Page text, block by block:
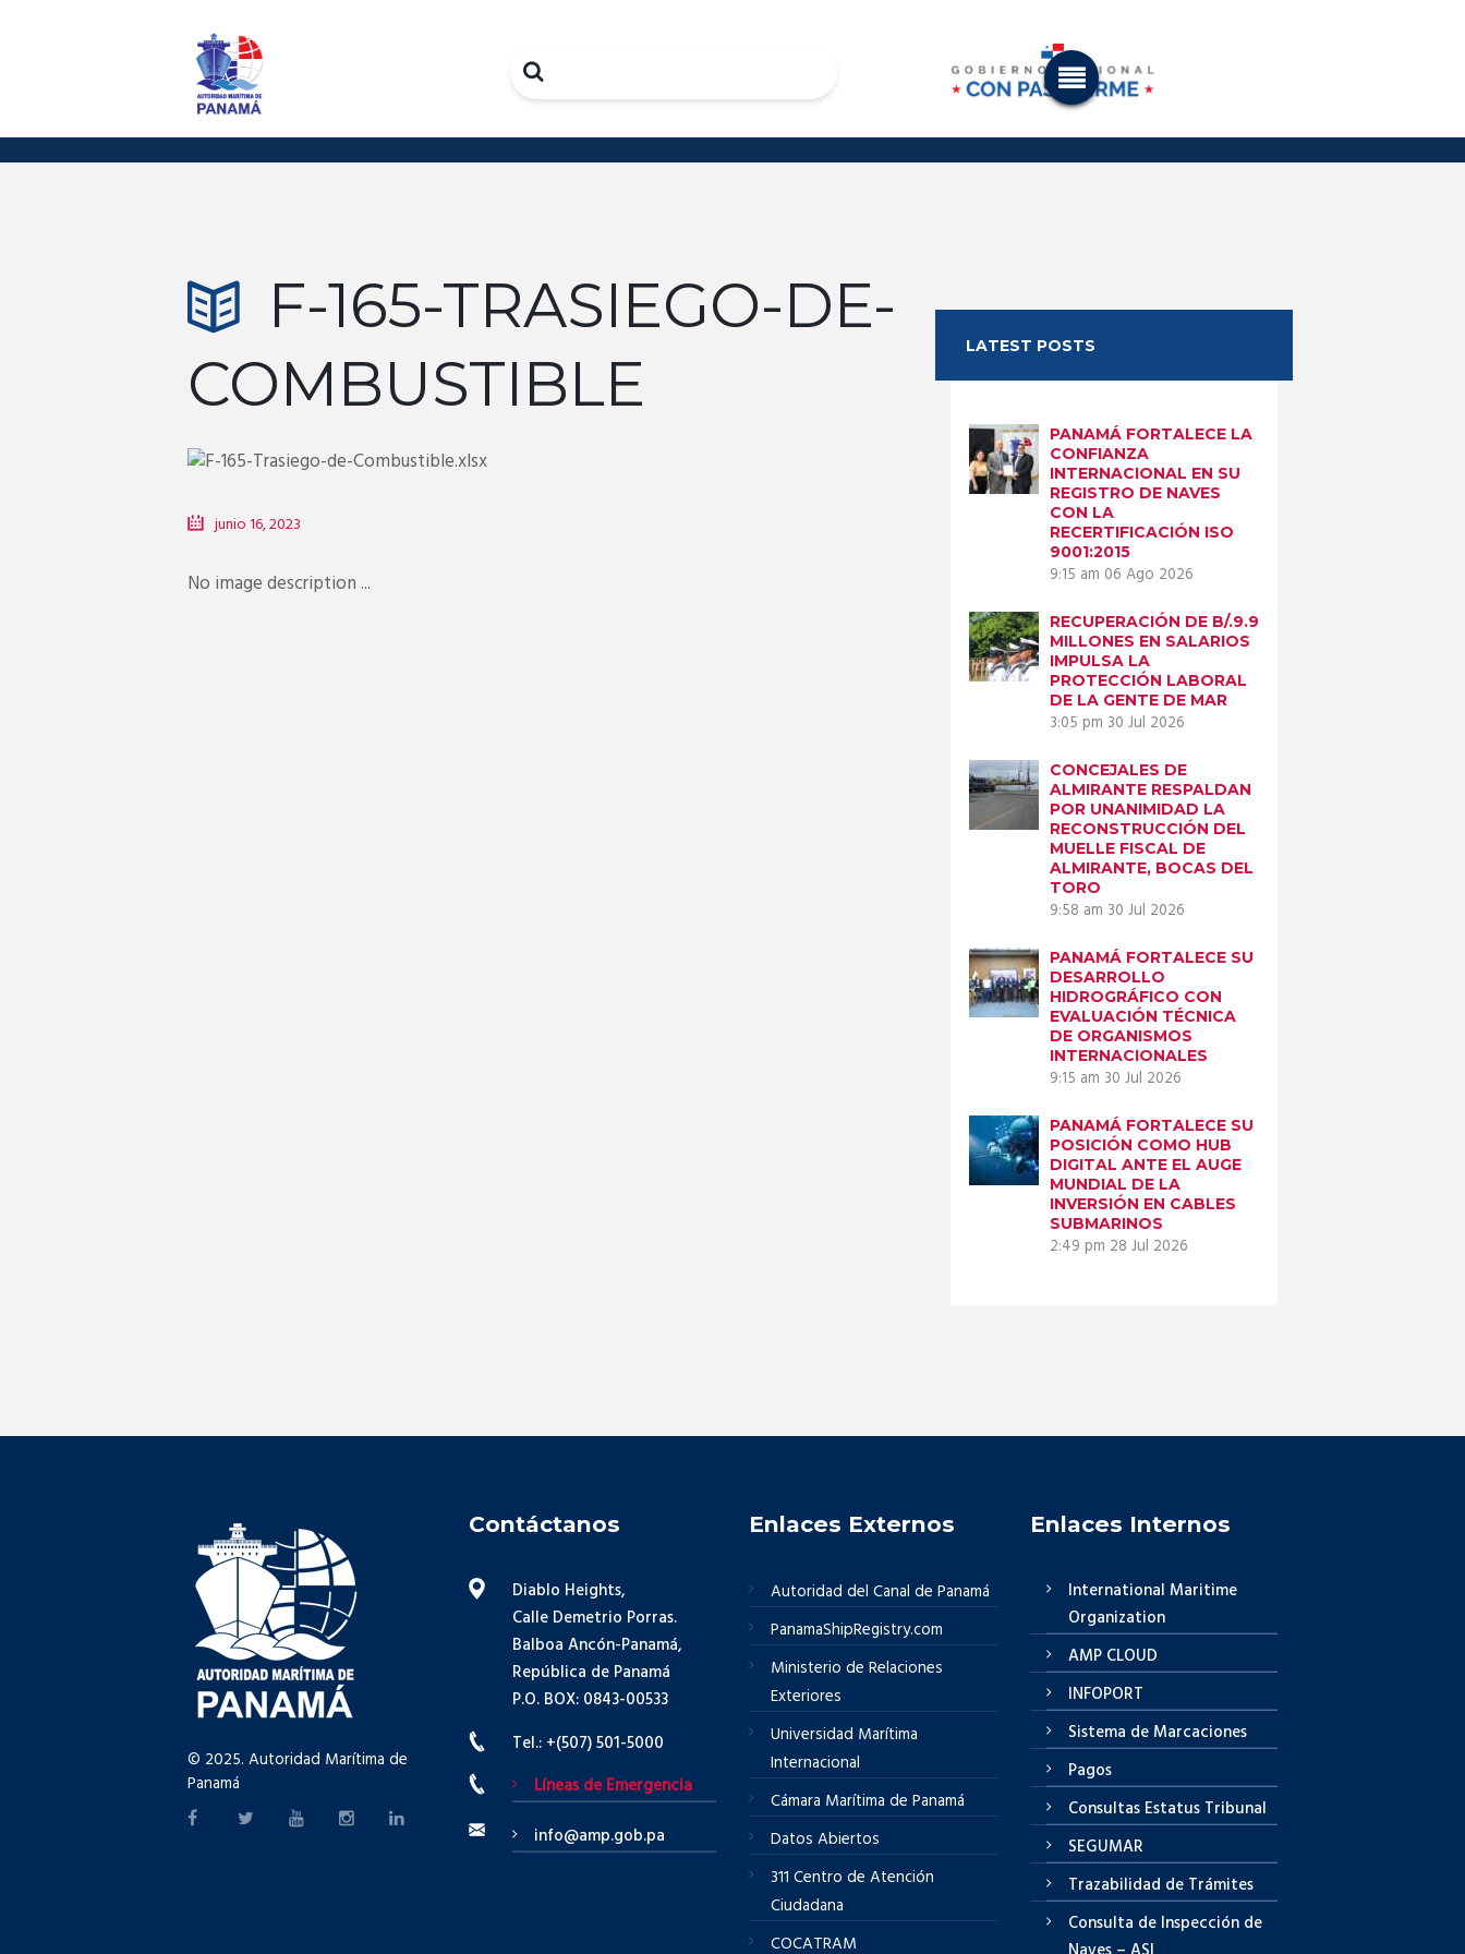
Search
F-165-TRASIEGO-DE-
COMBUSTIBLE
junio 16, 2023
No image description ...
LATEST POSTS
PANAMÁ FORTALECE LA
CONFIANZA
INTERNACIONAL EN SU
REGISTRO DE NAVES
CON LA
RECERTIFICACIÓN ISO
9001:2015
9:15 am 06 Ago 2026
RECUPERACIÓN DE B/.9.9
MILLONES EN SALARIOS
IMPULSA LA
PROTECCIÓN LABORAL
DE LA GENTE DE MAR
3:05 pm 30 Jul 2026
CONCEJALES DE
ALMIRANTE RESPALDAN
POR UNANIMIDAD LA
RECONSTRUCCIÓN DEL
MUELLE FISCAL DE
ALMIRANTE, BOCAS DEL
TORO
9:58 am 30 Jul 2026
PANAMÁ FORTALECE SU
DESARROLLO
HIDROGRÁFICO CON
EVALUACIÓN TÉCNICA
DE ORGANISMOS
INTERNACIONALES
9:15 am 30 Jul 2026
PANAMÁ FORTALECE SU
POSICIÓN COMO HUB
DIGITAL ANTE EL AUGE
MUNDIAL DE LA
INVERSIÓN EN CABLES
SUBMARINOS
2:49 pm 28 Jul 2026
© 2025. Autoridad Marítima de
Panamá
Contáctanos
Diablo Heights,
Calle Demetrio Porras.
Balboa Ancón-Panamá,
República de Panamá
P.O. BOX: 0843-00533
Tel.: +(507) 501-5000
Líneas de Emergencia
info@amp.gob.pa
Enlaces Externos
Autoridad del Canal de Panamá
PanamaShipRegistry.com
Ministerio de Relaciones
Exteriores
Universidad Marítima
Internacional
Cámara Marítima de Panamá
Datos Abiertos
311 Centro de Atención
Ciudadana
COCATRAM
Enlaces Internos
International Maritime
Organization
AMP CLOUD
INFOPORT
Sistema de Marcaciones
Pagos
Consultas Estatus Tribunal
SEGUMAR
Trazabilidad de Trámites
Consulta de Inspección de